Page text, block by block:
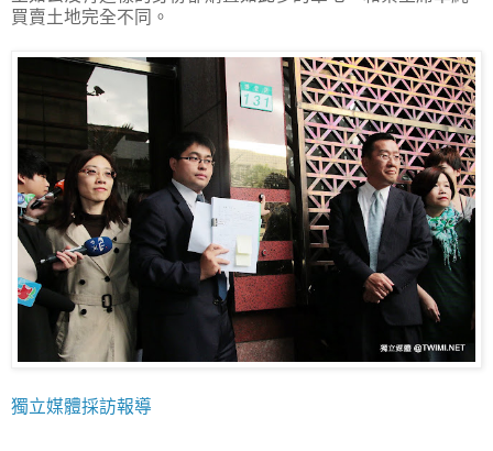
買賣土地完全不同。
獨立媒體採訪報導